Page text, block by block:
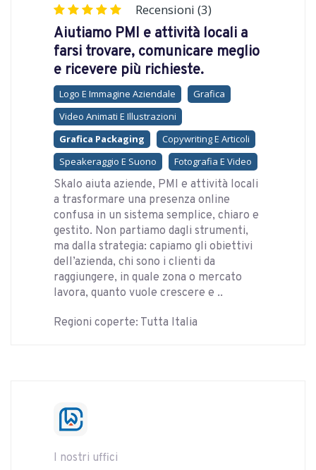
Recensioni (3)
Aiutiamo PMI e attività locali a
farsi trovare, comunicare meglio
e ricevere più richieste.
Logo E Immagine Aziendale
Grafica
Video Animati E Illustrazioni
Grafica Packaging
Copywriting E Articoli
Speakeraggio E Suono
Fotografia E Video
Skalo aiuta aziende, PMI e attività locali
a trasformare una presenza online
confusa in un sistema semplice, chiaro e
gestito. Non partiamo dagli strumenti,
ma dalla strategia: capiamo gli obiettivi
dell’azienda, chi sono i clienti da
raggiungere, in quale zona o mercato
lavora, quanto vuole crescere e ..
Regioni coperte: Tutta Italia
I nostri uffici